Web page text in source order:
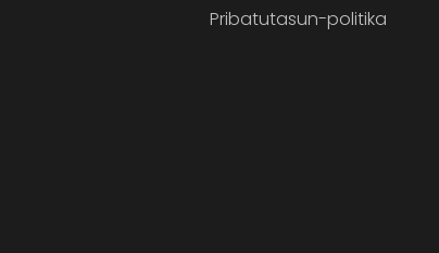
Pribatutasun-politika